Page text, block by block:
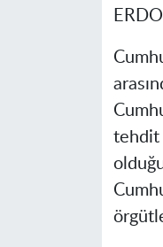
tehdit